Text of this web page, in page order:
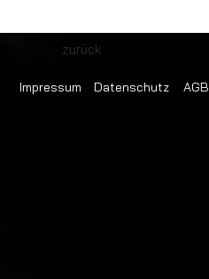
zurück
Impressum Datenschutz AGB